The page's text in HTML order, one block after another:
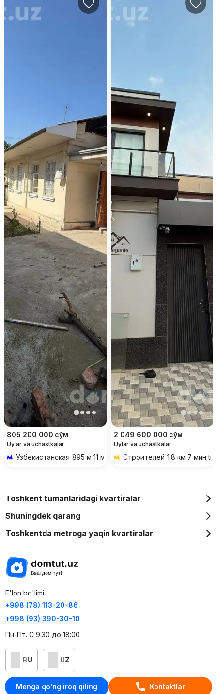
Menga qo'ng'iroq qiling Kontaktlar
805 200 000 сўм
Uylar va uchastkalar
Узбекистанская 895 м 11 мин piyoda
2 049 600 000 сўм
Uylar va uchastkalar
Строителей 1.8 км 7 мин
Toshkent tumanlaridagi kvartiralar
Shuningdek qarang
Toshkentda metroga yaqin kvartiralar
E'lon bo'limi
+998 (78) 113-20-86
+998 (93) 390-30-10
Пн-Пт. С 9:30 до 18:00
RU UZ
Kontaktlar